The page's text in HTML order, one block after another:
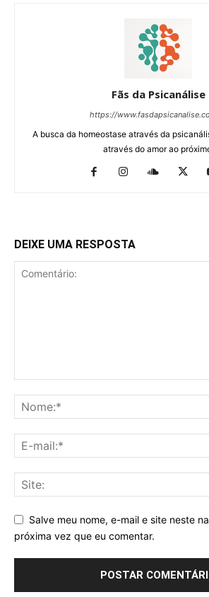
Fãs da Psicanálise
https://
A busca da homeostase através da
através do amor ao
DEIXE UMA RESPOSTA
Salve meu nome, e-mail e site neste
próxima vez que eu comentar.